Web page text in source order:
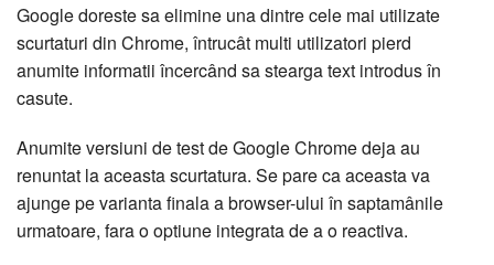
Google doreste sa elimine una dintre cele mai utilizate
scurtaturi din Chrome, întrucât multi utilizatori pierd
anumite informatii încercând sa stearga text introdus în
casute.
Anumite versiuni de test de Google Chrome deja au
renuntat la aceasta scurtatura. Se pare ca aceasta va
ajunge pe varianta finala a browser-ului în saptamânile
urmatoare, fara o optiune integrata de a o reactiva.